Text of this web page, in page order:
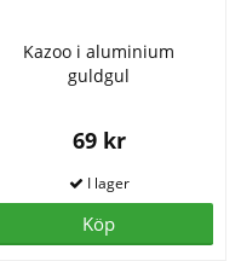
Kazoo i aluminium
guldgul
69 kr
Köp